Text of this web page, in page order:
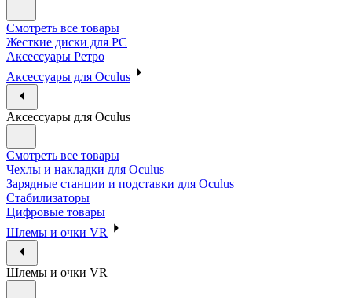
Смотреть все товары
Жесткие диски для PC
Аксессуары Ретро
Аксессуары для Oculus
Аксессуары для Oculus
Смотреть все товары
Чехлы и накладки для Oculus
Зарядные станции и подставки для Oculus
Стабилизаторы
Цифровые товары
Шлемы и очки VR
Шлемы и очки VR